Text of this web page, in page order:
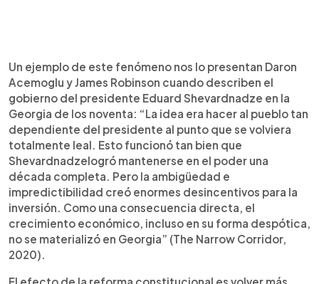
Un ejemplo de este fenómeno nos lo presentan Daron
Acemoglu y James Robinson cuando describen el
gobierno del presidente Eduard Shevardnadze en la
Georgia de los noventa: “La idea era hacer al pueblo tan
dependiente del presidente al punto que se volviera
totalmente leal. Esto funcionó tan bien que
Shevardnadzelogró mantenerse en el poder una
década completa. Pero la ambigüedad e
impredictibilidad creó enormes desincentivos para la
inversión. Como una consecuencia directa, el
crecimiento económico, incluso en su forma despótica,
no se materializó en Georgia” (The Narrow Corridor,
2020).